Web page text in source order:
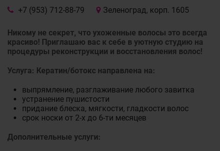
+7 (953) 712-88-79 Зеленоград, корп. 1605
Никому не секрет, что ухоженные волосы это всегда
красиво! Приглашаю вас к себе в уютную студию на
процедуры реконструкции и восстановления волос!
Услуга: Кератин/ботокс направлена на:
выпрямление, разглаживание любого завитка
устранение пушистости
придание блеска, мягкости, гладкости волос
срок носки от 2-х до 6-ти месяцев
Дополнительные услуги: